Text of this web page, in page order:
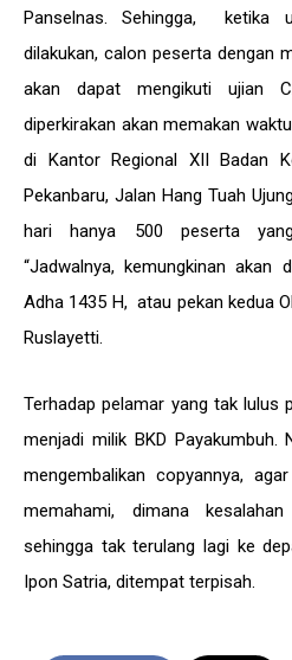
Panselnas. Sehingga, ketika
dilakukan, calon peserta dengan
akan dapat mengikuti ujian
diperkirakan akan memakan
di Kantor Regional XII Badan
Pekanbaru, Jalan Hang Tuah
hari hanya 500 peserta
“Jadwalnya, kemungkinan akan
Adha 1435 H, atau pekan kedua
Ruslayetti.
Terhadap pelamar yang tak lulus
menjadi milik BKD Payakumbuh.
mengembalikan copyannya,
memahami, dimana
sehingga tak terulang lagi ke
Ipon Satria, ditempat terpisah.